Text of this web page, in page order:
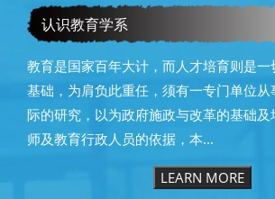
认识教育学系
教育是国家百年大计，而人才培育则是一
基础，为肩负此重任，须有一专门单位
际的研究，以为政府施政与改革的基础
师及教育行政人员的依据，本...
LEARN MORE